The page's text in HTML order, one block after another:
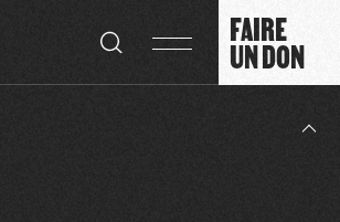
FAIRE
UN DON